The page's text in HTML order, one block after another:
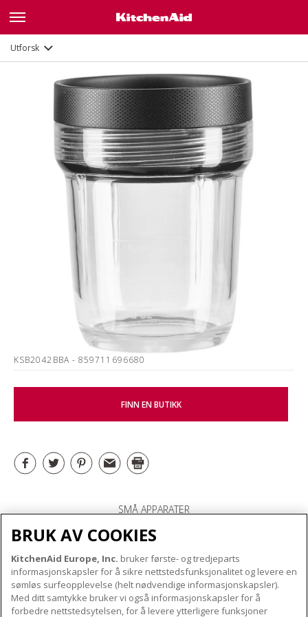
Utforsk
KSB2042BBA - 859711696680
FINN EN BUTIKK
SMÅ APPARATER
OM KITCHENAID
Merkets kjerne
Merkehistorie
VÅRE PRODUKTER
BRUK AV COOKIES
KitchenAid Europe, Inc. bruker første- og tredjeparts
informasjonskapsler for å sikre nettstedsfunksjonalitet og levere en
sømløs surfeopplevelse (helt nødvendige informasjonskapsler).
Med ditt samtykke bruker vi også informasjonskapsler for å
forbedre nettstedsytelsen, for å levere ytterligere funksjoner